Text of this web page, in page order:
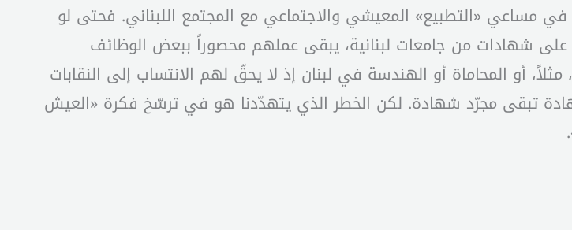
مساعي «التطبيع» المعيشي والاجتماعي مع المجتمع اللبناني. فحتى لو
شهادات من جامعات لبنانية، يبقى عملهم محصوراً ببعض الوظائف
أو المحاماة أو الهندسة في لبنان إذ لا يحقّ لهم الانتساب إلى النقابات
تبقى مجرّد شهادة. لكن الخطر الذي يتهدّدنا هو في ترسّخ فكرة «العيش